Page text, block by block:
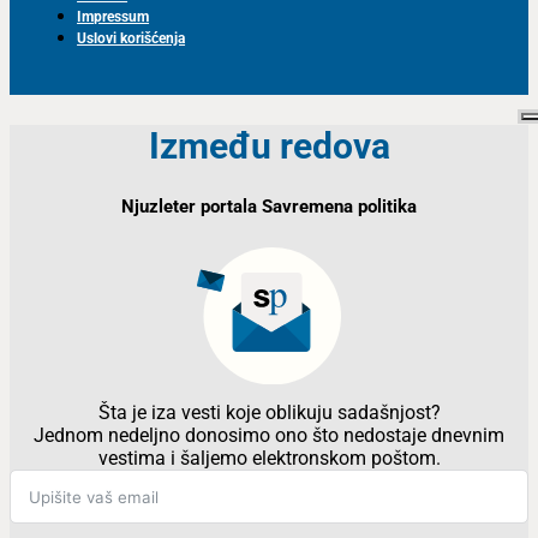
Impressum
Uslovi korišćenja
Između redova
Njuzleter portala Savremena politika
Šta je iza vesti koje oblikuju sadašnjost?
Jednom nedeljno donosimo ono što nedostaje dnevnim
vestima i šaljemo elektronskom poštom.